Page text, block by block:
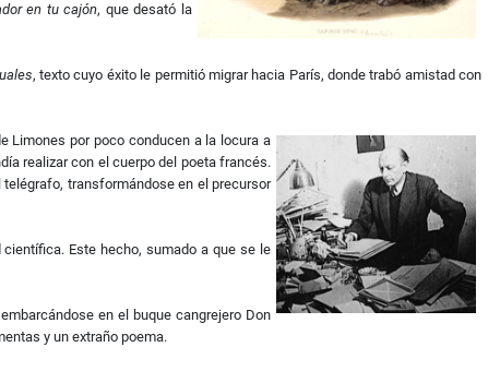
en tu cajón, que desató la
, texto cuyo éxito le permitió migrar hacia París, donde trabó amistad con
Limones por poco conducen a la locura a
realizar con el cuerpo del poeta francés.
transformándose en el precursor
Este hecho, sumado a que se le
en el buque cangrejero Don
y un extraño poema.